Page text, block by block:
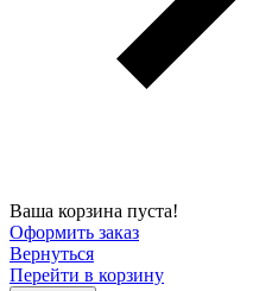
Ваша корзина пуста!
Оформить заказ
Вернуться
Перейти в корзину